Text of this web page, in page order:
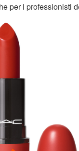
per i professionisti